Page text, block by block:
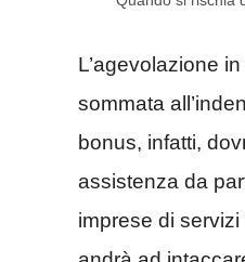
L’agevolazione
sommata
bonus, infatti,
assistenza da
imprese di